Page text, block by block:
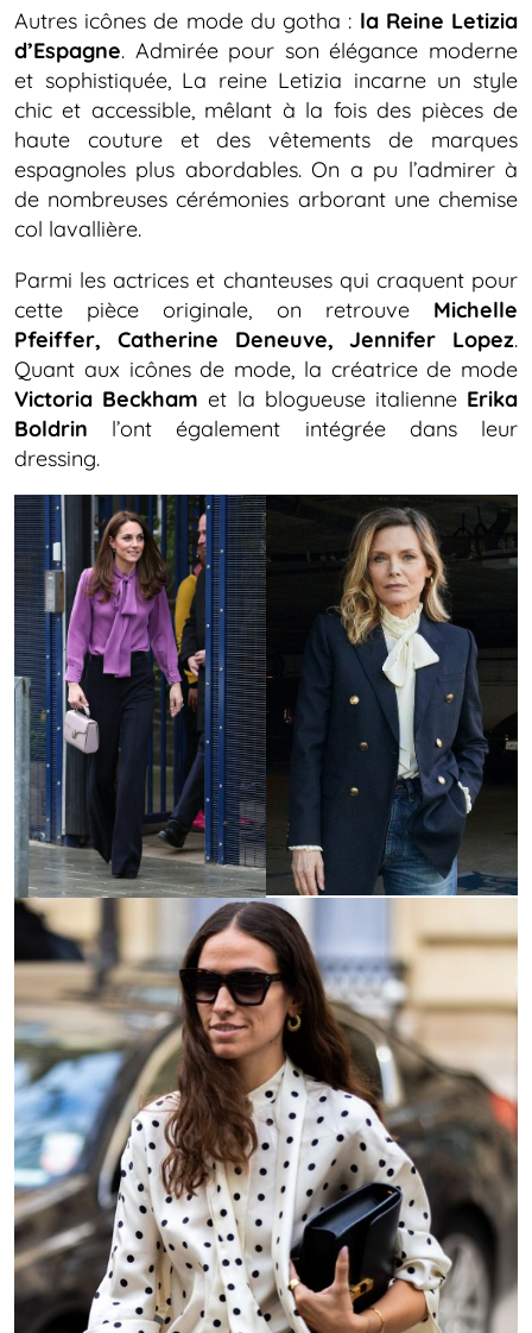
Autres icônes de mode du gotha : la Reine Letizia
d’Espagne. Admirée pour son élégance moderne
et sophistiquée, La reine Letizia incarne un style
chic et accessible, mêlant à la fois des pièces de
haute couture et des vêtements de marques
espagnoles plus abordables. On a pu l’admirer à
de nombreuses cérémonies arborant une chemise
col lavallière.
Parmi les actrices et chanteuses qui craquent pour
cette pièce originale, on retrouve Michelle
Pfeiffer, Catherine Deneuve, Jennifer Lopez.
Quant aux icônes de mode, la créatrice de mode
Victoria Beckhamet la blogueuse italienne Erika
Boldrin l’ont également intégrée dans leur
dressing.